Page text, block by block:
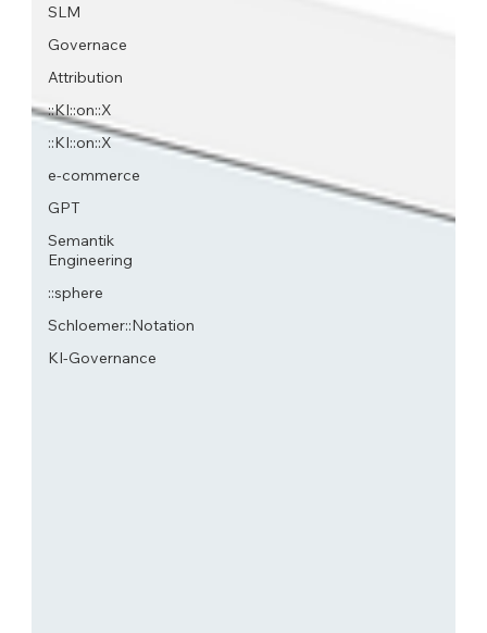
SLM
Governace
Attribution
::KI::on::X
::KI::on::X
e-commerce
GPT
Semantik
Engineering
::sphere
Schloemer::Notation
KI-Governance